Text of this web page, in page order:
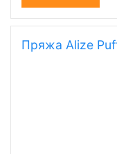
Пряжа Alize